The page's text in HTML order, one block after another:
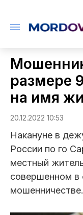
размере
на имя
20.12.2022 10:53
Накануне в
России по го
местный
совершенном в
мошенничестве.